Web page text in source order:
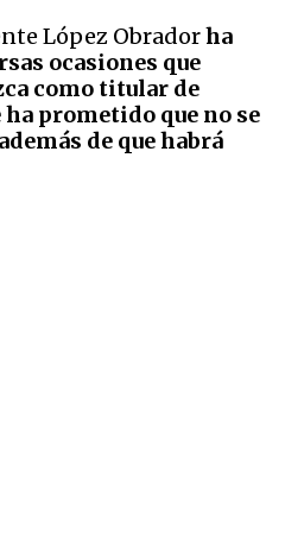
López Obradorha
ocasiones que
como titular de
prometido que no se
de que habrá